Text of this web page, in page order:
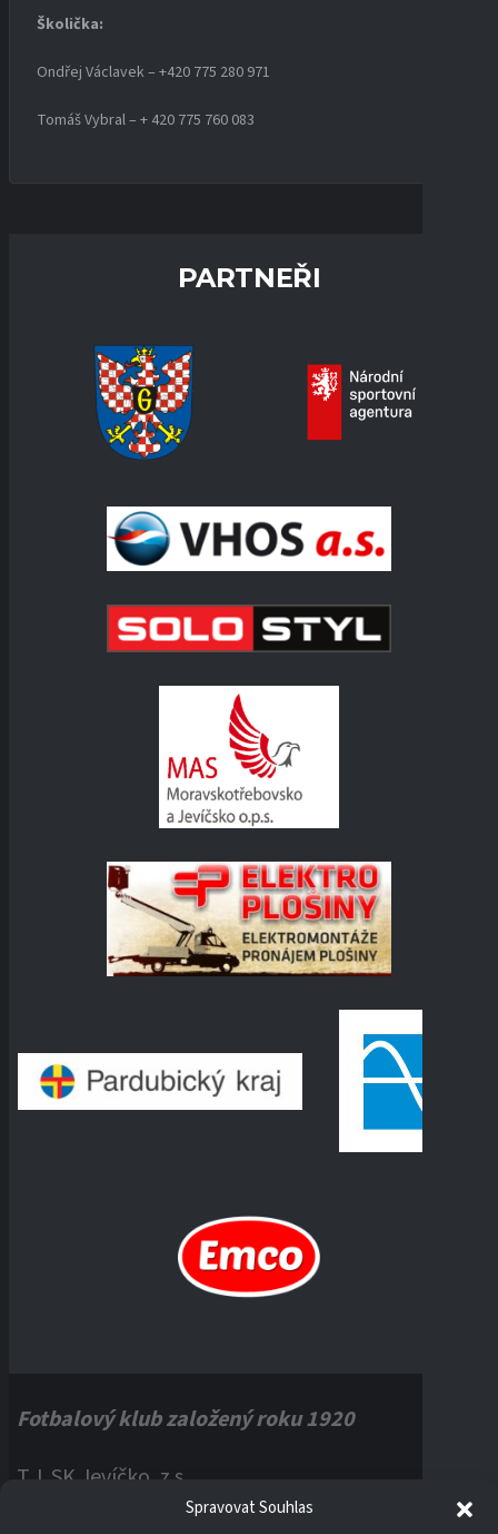
Spravovat Souhlas
Školička:
Ondřej Václavek – +420 775 280 971
Tomáš Vybral – + 420 775 760 083
PARTNEŘI
Fotbalový klub založený roku 1920
T.J. SK Jevíčko, z.s.